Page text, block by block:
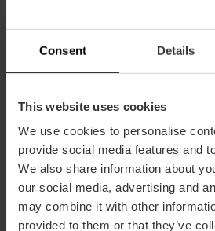
Consent Details
This website uses cookies
We use cookies to personalise
provide social media features and
We also share information about
our social media, advertising and
may combine it with other
provided to them or that they’ve
Bus
4,40,92
Avenida de les Balears, 29